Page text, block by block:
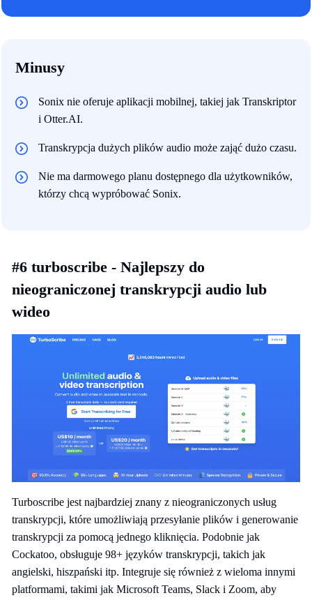
Minusy
Sonix nie oferuje aplikacji mobilnej, takiej jak Transkriptor
i Otter.AI.
Transkrypcja dużych plików audio może zająć dużo czasu.
Nie ma darmowego planu dostępnego dla użytkowników,
którzy chcą wypróbować Sonix.
#6 turboscribe - Najlepszy do
nieograniczonej transkrypcji audio lub
wideo
Turboscribe jest najbardziej znany z nieograniczonych usług
transkrypcji, które umożliwiają przesyłanie plików i generowanie
transkrypcji za pomocą jednego kliknięcia. Podobnie jak
Cockatoo, obsługuje 98+ języków transkrypcji, takich jak
angielski, hiszpański itp. Integruje się również z wieloma innymi
platformami, takimi jak Microsoft Teams, Slack i Zoom, aby